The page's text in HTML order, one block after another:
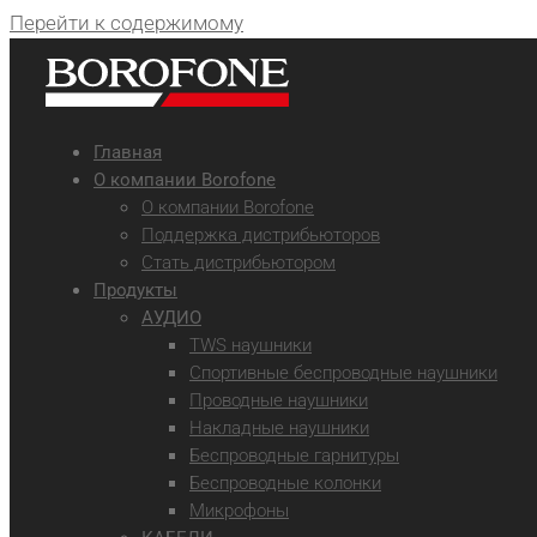
Перейти к содержимому
Главная
О компании Borofone
О компании Borofone
Поддержка дистрибьюторов
Стать дистрибьютором
Продукты
АУДИО
TWS наушники
Спортивные беспроводные наушники
Проводные наушники
Накладные наушники
Беспроводные гарнитуры
Беспроводные колонки
Микрофоны